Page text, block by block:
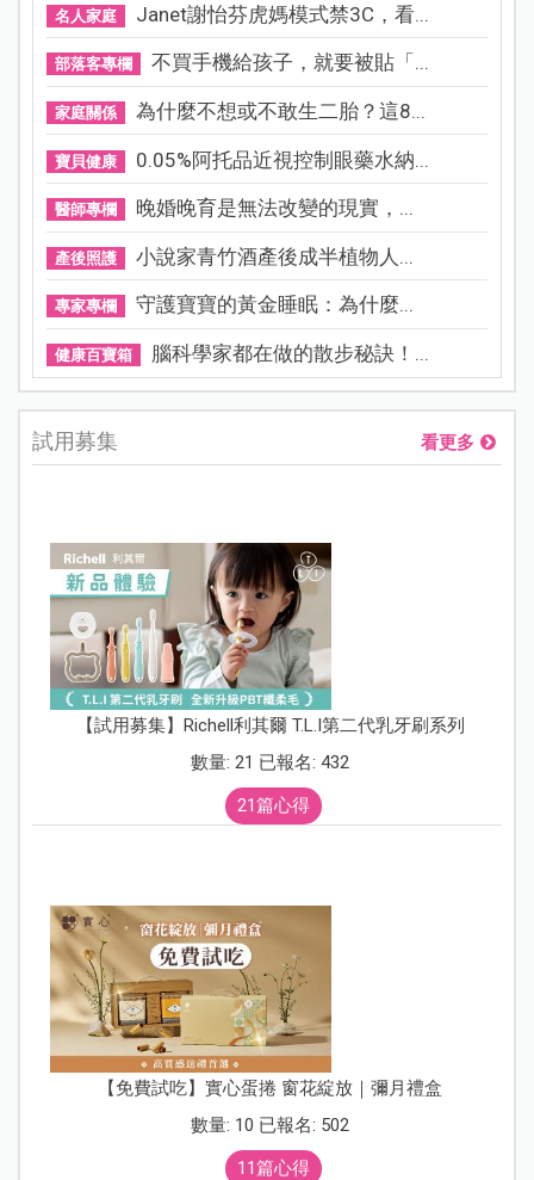
名人家庭 Janet謝怡芬虎媽模式禁3C，看...
部落客專欄 不買手機給孩子，就要被貼「...
家庭關係 為什麼不想或不敢生二胎？這8...
寶貝健康 0.05%阿托品近視控制眼藥水納...
醫師專欄 晚婚晚育是無法改變的現實，...
產後照護 小說家青竹酒產後成半植物人...
專家專欄 守護寶寶的黃金睡眠：為什麼...
健康百寶箱 腦科學家都在做的散步秘訣！...
試用募集 看更多
【試用募集】Richell利其爾 T.L.I第二代乳牙刷系列
數量: 21 已報名: 432
21篇心得
【免費試吃】實心蛋捲 窗花綻放｜彌月禮盒
數量: 10 已報名: 502
11篇心得